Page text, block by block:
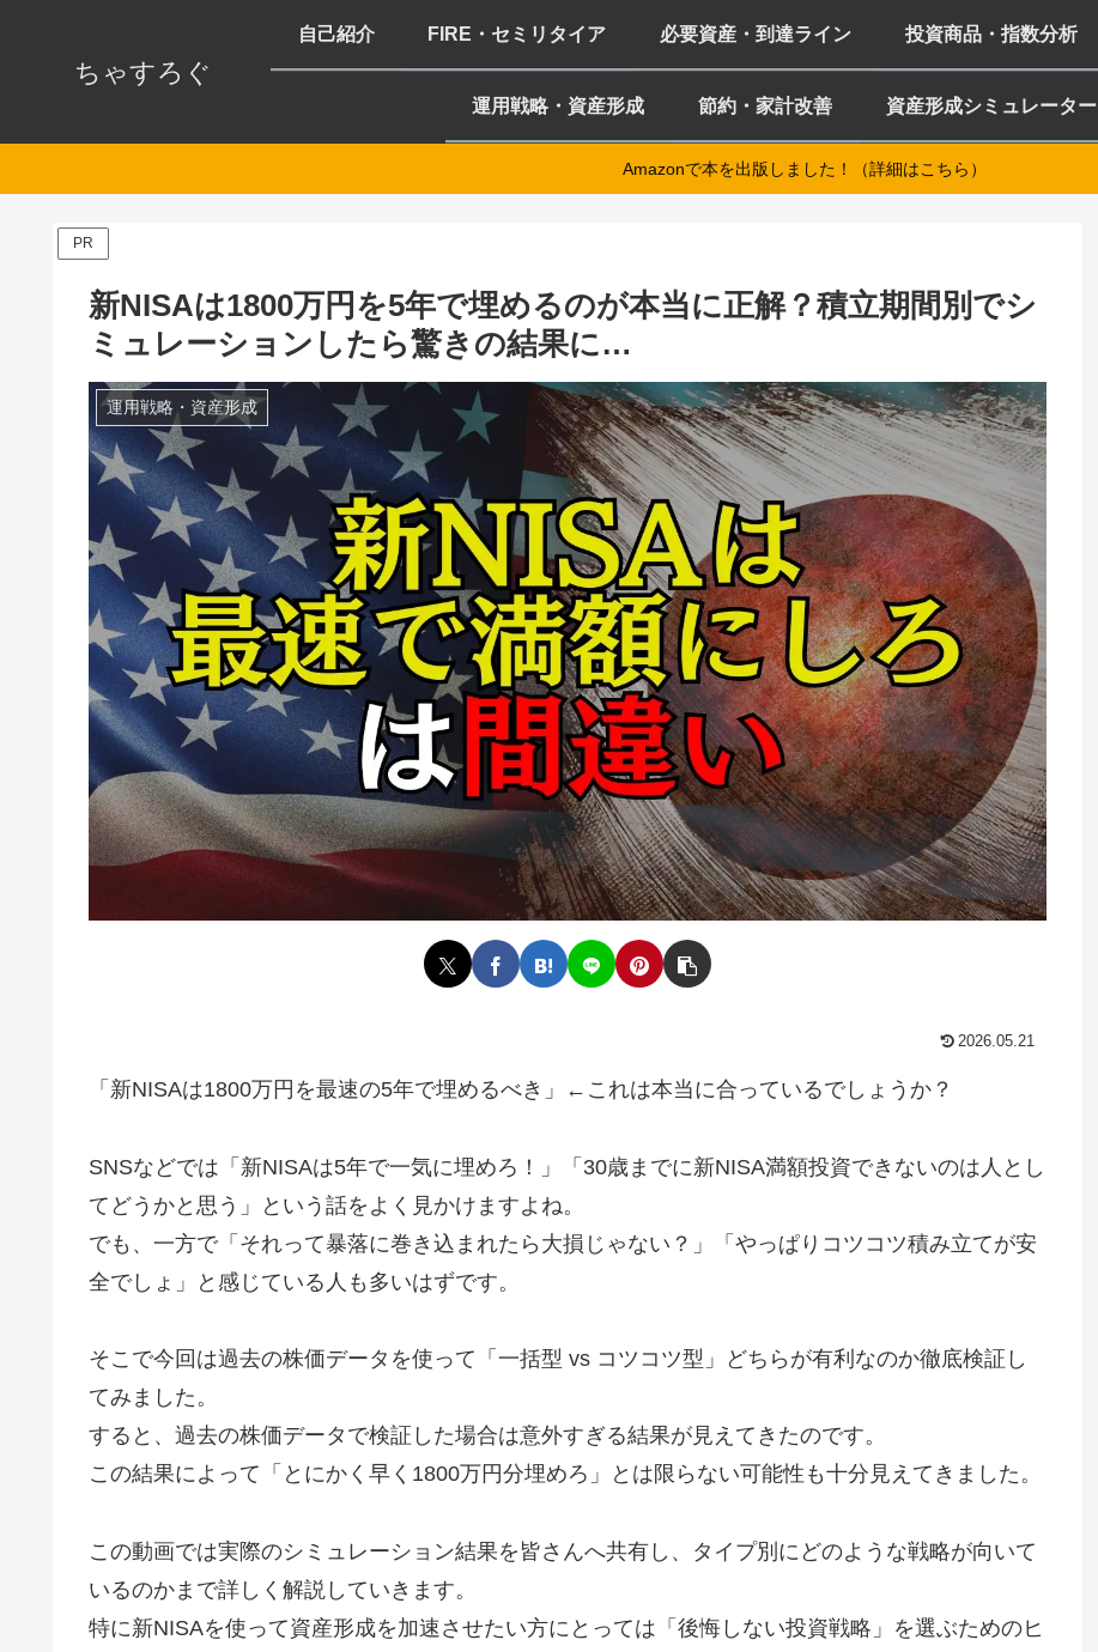
ちゃすろぐ
自己紹介 FIRE・セミリタイア 必要資産・到達ライン 投資商品・指数分析
運用戦略・資産形成 節約・家計改善 資産形成シミュレーター
Amazonで本を出版しました！（詳細はこちら）
PR
新NISAは1800万円を5年で埋めるのが本当に正解？積立期間別でシ
ミュレーションしたら驚きの結果に…
運用戦略・資産形成
2026.05.21
「新NISAは1800万円を最速の5年で埋めるべき」←これは本当に合っているでしょうか？
SNSなどでは「新NISAは5年で一気に埋めろ！」「30歳までに新NISA満額投資できないのは人とし
てどうかと思う」という話をよく見かけますよね。
でも、一方で「それって暴落に巻き込まれたら大損じゃない？」「やっぱりコツコツ積み立てが安
全でしょ」と感じている人も多いはずです。
そこで今回は過去の株価データを使って「一括型 vs コツコツ型」どちらが有利なのか徹底検証し
てみました。
すると、過去の株価データで検証した場合は意外すぎる結果が見えてきたのです。
この結果によって「とにかく早く1800万円分埋めろ」とは限らない可能性も十分見えてきました。
この動画では実際のシミュレーション結果を皆さんへ共有し、タイプ別にどのような戦略が向いて
いるのかまで詳しく解説していきます。
特に新NISAを使って資産形成を加速させたい方にとっては「後悔しない投資戦略」を選ぶためのヒ